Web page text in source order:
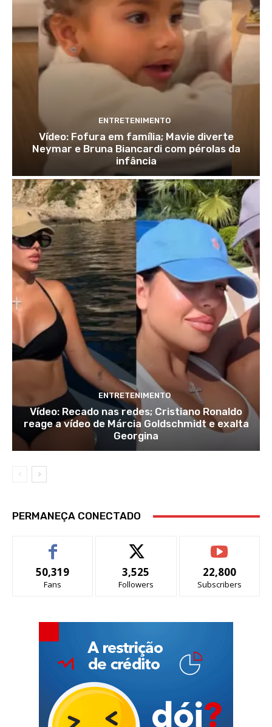
ENTRETENIMENTO
Vídeo: Fofura em família; Mavie diverte
Neymar e Bruna Biancardi com pérolas da
infância
ENTRETENIMENTO
Vídeo: Recado nas redes; Cristiano Ronaldo
reage a vídeo de Márcia Goldschmidt e exalta
Georgina
PERMANEÇA CONECTADO
50,319
Fans
3,525
Followers
22,800
Subscribers